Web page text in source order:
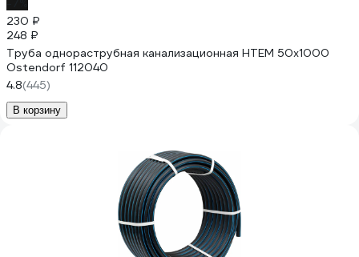
230 ₽
248 ₽
Труба однораструбная канализационная HTEM 50х1000
Ostendorf 112040
4.8(445)
В корзину